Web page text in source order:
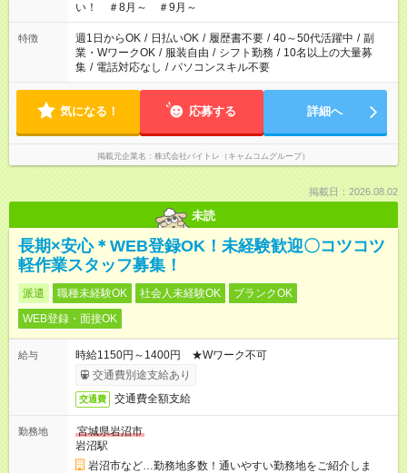
い！ ＃8月～ ＃9月～
特徴 週1日からOK / 日払いOK / 履歴書不要 / 40～50代活躍中 / 副
業・WワークOK / 服装自由 / シフト勤務 / 10名以上の大量募
集 / 電話対応なし / パソコンスキル不要
気になる！ 応募する 詳細へ
掲載元企業名 株式会社バイトレ（キャムコムグループ）
掲載日：2026.08.02
未読
長期×安心＊WEB登録OK！未経験歓迎〇コツコツ
軽作業スタッフ募集！
派遣 職種未経験OK 社会人未経験OK
ブランクOK
WEB登録・面接OK
給与
時給1150円～1400円 ★Wワーク不可
交通費別途支給あり
交通費 交通費全額支給
勤務地
宮城県岩沼市
岩沼駅
岩沼市など…勤務地多数！通いやすい勤務地をご紹介しま